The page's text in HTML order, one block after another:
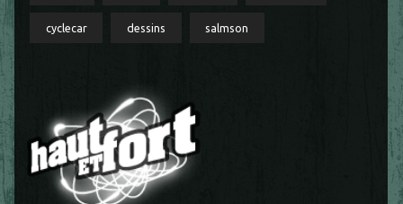
cyclecar dessins salmson